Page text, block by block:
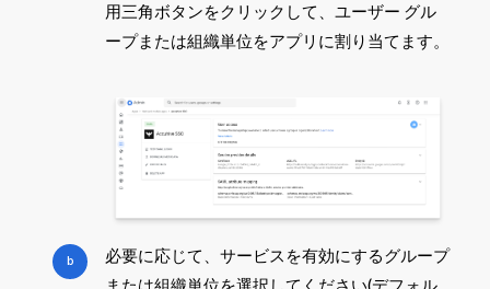
用三角ボタンをクリックして、ユーザー グル
ープまたは組織単位をアプリに割り当てます。
必要に応じて、サービスを有効にするグループ